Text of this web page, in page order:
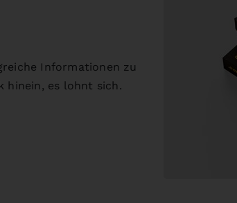
Informationen zu
hinein, es lohnt sich.